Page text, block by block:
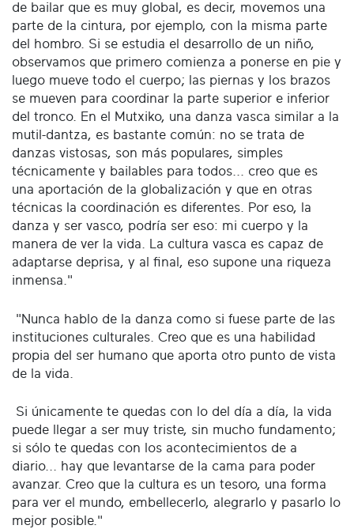
de bailar que es muy global, es decir, movemos una
parte de la cintura, por ejemplo, con la misma parte
del hombro. Si se estudia el desarrollo de un niño,
observamos que primero comienza a ponerse en pie y
luego mueve todo el cuerpo; las piernas y los brazos
se mueven para coordinar la parte superior e inferior
del tronco. En el Mutxiko, una danza vasca similar a la
mutil-dantza, es bastante común: no se trata de
danzas vistosas, son más populares, simples
técnicamente y bailables para todos... creo que es
una aportación de la globalización y que en otras
técnicas la coordinación es diferentes. Por eso, la
danza y ser vasco, podría ser eso: mi cuerpo y la
manera de ver la vida. La cultura vasca es capaz de
adaptarse deprisa, y al final, eso supone una riqueza
inmensa."
"Nunca hablo de la danza como si fuese parte de las
instituciones culturales. Creo que es una habilidad
propia del ser humano que aporta otro punto de vista
de la vida.
Si únicamente te quedas con lo del día a día, la vida
puede llegar a ser muy triste, sin mucho fundamento;
si sólo te quedas con los acontecimientos de a
diario... hay que levantarse de la cama para poder
avanzar. Creo que la cultura es un tesoro, una forma
para ver el mundo, embellecerlo, alegrarlo y pasarlo lo
mejor posible."